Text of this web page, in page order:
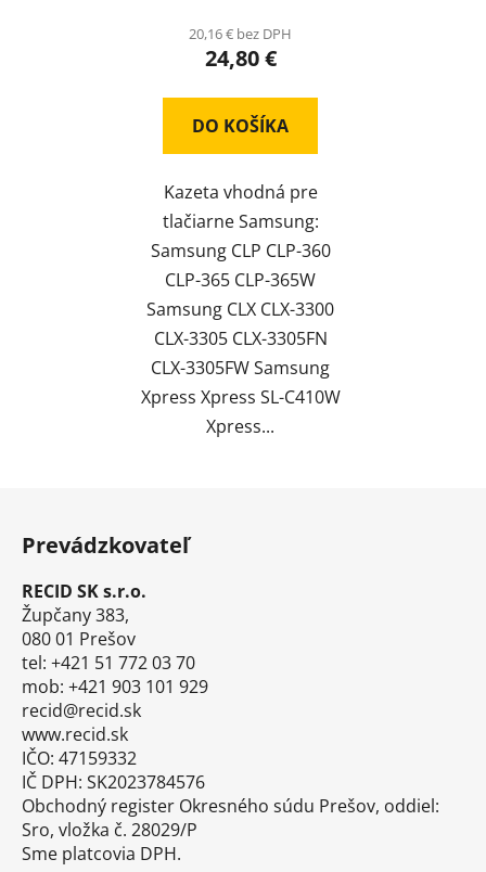
20,16 € bez DPH
24,80 €
DO KOŠÍKA
Kazeta vhodná pre
tlačiarne Samsung:
Samsung CLP CLP-360
CLP-365 CLP-365W
Samsung CLX CLX-3300
CLX-3305 CLX-3305FN
CLX-3305FW Samsung
Xpress Xpress SL-C410W
Xpress...
Prevádzkovateľ
RECID SK s.r.o.
Župčany 383,
080 01 Prešov
tel: +421 51 772 03 70
mob: +421 903 101 929
recid@recid.sk
www.recid.sk
IČO: 47159332
IČ DPH: SK2023784576
Obchodný register Okresného súdu Prešov, oddiel:
Sro, vložka č. 28029/P
Sme platcovia DPH.